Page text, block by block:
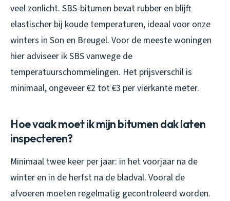
veel zonlicht. SBS-bitumen bevat rubber en blijft
elastischer bij koude temperaturen, ideaal voor onze
winters in Son en Breugel. Voor de meeste woningen
hier adviseer ik SBS vanwege de
temperatuurschommelingen. Het prijsverschil is
minimaal, ongeveer €2 tot €3 per vierkante meter.
Hoe vaak moet ik mijn bitumen dak laten
inspecteren?
Minimaal twee keer per jaar: in het voorjaar na de
winter en in de herfst na de bladval. Vooral de
afvoeren moeten regelmatig gecontroleerd worden.